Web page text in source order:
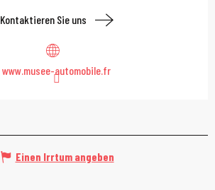
Kontaktieren Sie uns
www.musee-automobile.fr
Einen Irrtum angeben